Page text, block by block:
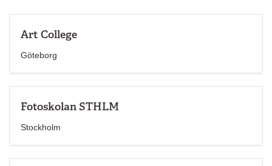
Art College
Göteborg
Fotoskolan STHLM
Stockholm